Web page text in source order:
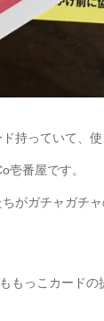
持っていて、使
壱番屋です。
がガチャガチ
もっこカードの